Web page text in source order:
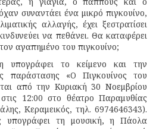
συναντάει ένα μικρό πιγκουίνο,
αλλαγής, έχει ξεστρατίσει
να πεθάνει. Θα καταφέρει
αγαπημένο του πιγκουίνο;
υπογράφει το κείμενο και την
παράστασης «Ο Πιγκουίνος του
από την Κυριακή 30 Νοεμβρίου
12:00 στο θέατρο Παραμυθίας
Κεραμεικός, τηλ. 6974646343).
τη μουσική, η Πάολα